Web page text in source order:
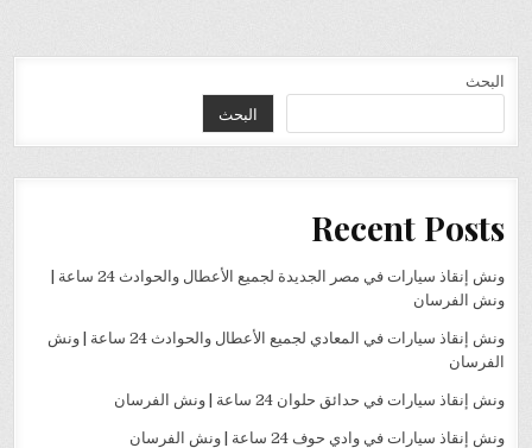
البحث
البحث
Recent Posts
ونش إنقاذ سيارات في مصر الجديدة لجميع الأعطال والحوادث 24 ساعة |
ونش الفرسان
ونش إنقاذ سيارات في المعادي لجميع الأعطال والحوادث 24 ساعة | ونش
الفرسان
ونش إنقاذ سيارات في حدائق حلوان 24 ساعة | ونش الفرسان
ونش إنقاذ سيارات في وادي حوف 24 ساعة | ونش الفرسان